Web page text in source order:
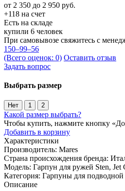
от 2 350 до 2 950 руб.
+118 на счет
Есть на складе
купили 6 человек
При самовывозе свяжитесь с
150–99–56
(Всего оценок: 0) Оставить отзыв
Задать вопрос
Выбрать размер
Нет 1 2
Какой размер выбрать?
Чтобы купить, нажмите кнопку
Добавить в корзину
Характеристики
Производитель: Mares
Страна происхождения бренда:
Модель: Гарпун для ружей Sten, Jet
Категория: Гарпуны для подводной
Описание